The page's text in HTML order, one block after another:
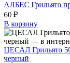
АЛБЕС Грильято
60 ₽
В корзину
ЦЕСАЛ Грильято
черный